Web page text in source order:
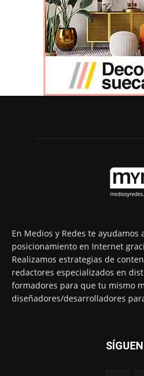
En Medios y Redes te ayudamos
posicionamiento en Internet
Realizamos estrategias de
redactores especializados en
formadores para que tu mismo
diseñadores/desarrolladores